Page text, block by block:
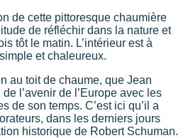
de cette pittoresque chaumière
de réfléchir dans la nature et
tôt le matin. L’intérieur est à
et chaleureux.
au toit de chaume, que Jean
de l’avenir de l’Europe avec les
de son temps. C’est ici qu’il a
dans les derniers jours
historique de Robert Schuman.